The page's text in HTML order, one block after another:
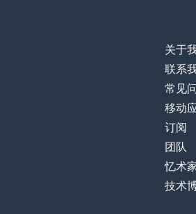
关于
联系
常见
移动
订阅
团队
忆术
技术